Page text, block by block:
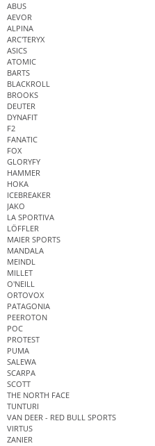
ABUS
AEVOR
ALPINA
ARC'TERYX
ASICS
ATOMIC
BARTS
BLACKROLL
BROOKS
DEUTER
DYNAFIT
F2
FANATIC
FOX
GLORYFY
HAMMER
HOKA
ICEBREAKER
JAKO
LA SPORTIVA
LÖFFLER
MAIER SPORTS
MANDALA
MEINDL
MILLET
O'NEILL
ORTOVOX
PATAGONIA
PEEROTON
POC
PROTEST
PUMA
SALEWA
SCARPA
SCOTT
THE NORTH FACE
TUNTURI
VAN DEER - RED BULL SPORTS
VIRTUS
ZANIER